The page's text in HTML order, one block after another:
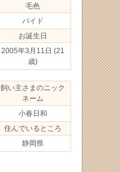
毛色
パイド
お誕生日
2005年3月11日 (21
歳)
飼い主さまのニック
ネーム
小春日和
住んでいるところ
静岡県